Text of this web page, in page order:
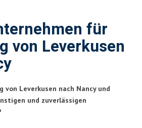
für
von Leverkusen
von Leverkusen nach Nancy und
und zuverlässigen